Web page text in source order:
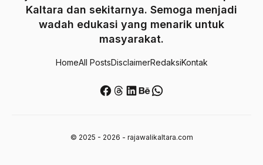
Kaltara dan sekitarnya. Semoga menjadi
wadah edukasi yang menarik untuk
masyarakat.
HomeAll PostsDisclaimerRedaksiKontak
Facebook
Threads
LinkedIn
Behance
WhatsApp
© 2025 - 2026 - rajawalikaltara.com